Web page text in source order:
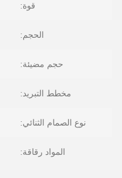
قوة:
الحجم:
حجم مضيئة:
مخطط التبريد:
نوع الصمام الثنائي:
المواد رقاقة: